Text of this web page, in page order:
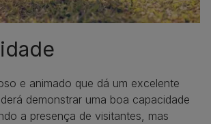
e animado que dá um excelente
demonstrar uma boa capacidade
a presença de visitantes, mas